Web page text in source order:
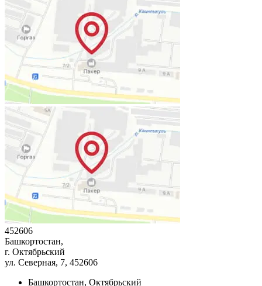
452606
Башкортостан,
г. Октябрьский
ул. Северная, 7, 452606
Башкортостан, Октябрьский